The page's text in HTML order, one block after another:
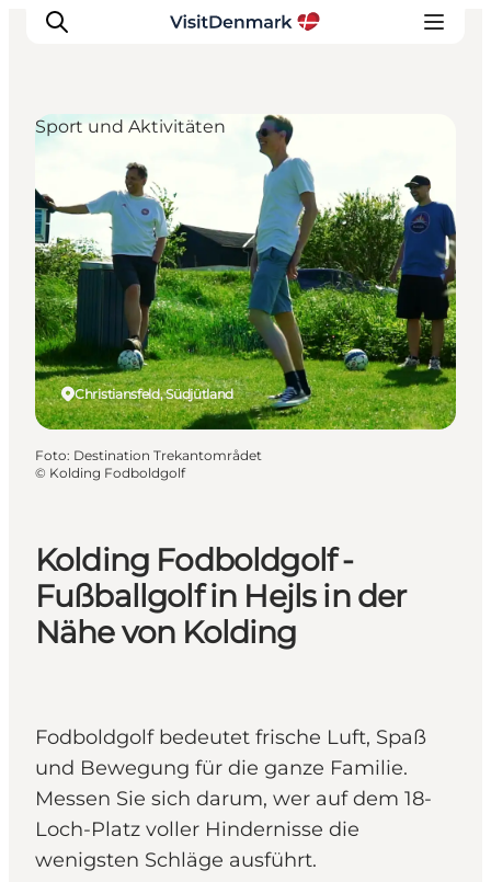
Inspiration
Regionen
Erlebnisse
Unterkünfte
Reiseplanung
Kolding Fodboldgolf -
Fußballgolf in Hejls in der
Nähe von Kolding
Fodboldgolf bedeutet frische Luft, Spaß
und Bewegung für die ganze Familie.
Messen Sie sich darum, wer auf dem 18-
Loch-Platz voller Hindernisse die
wenigsten Schläge ausführt.
Christiansfeld, Südjütland
Sport und Aktivitäten
Foto: Destination Trekantområdet
© Kolding Fodboldgolf